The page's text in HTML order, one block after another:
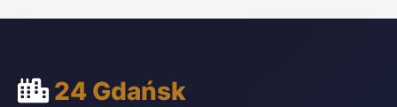
24 Gdańsk